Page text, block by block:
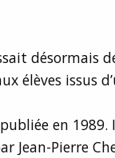
désormais
élèves issus
en 1989.
Jean-Pierre